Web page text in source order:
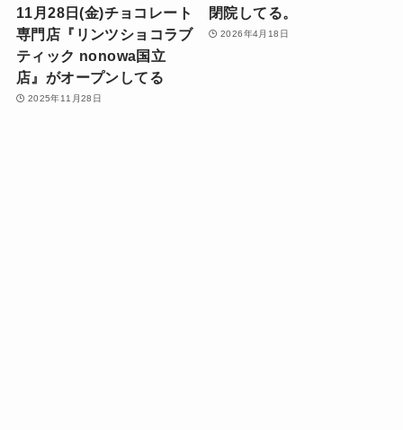
11月28日(金)チョコレート
専門店『リンツショコラブ
ティック nonowa国立
店』がオープンしてる
2025年11月28日
閉院してる。
2026年4月18日